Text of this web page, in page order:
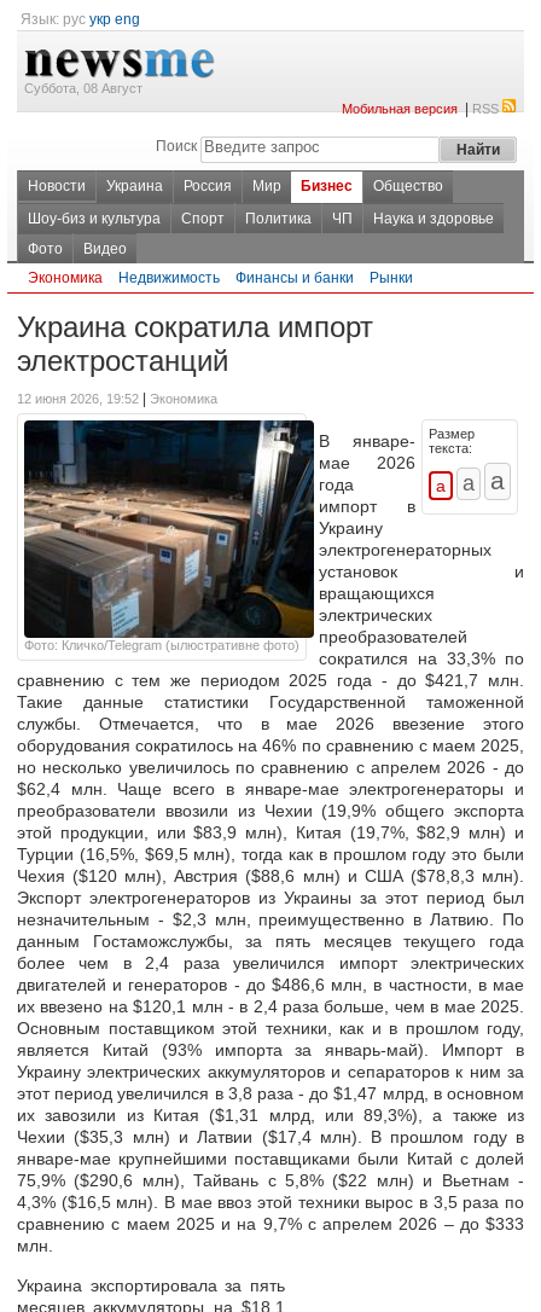
Язык: рус укр eng
Суббота, 08 Август
Мобильная версия|RSS
Поиск
Новости Украина Россия Мир Бизнес
Общество
Шоу-биз и культура
Спорт Политика ЧП
Наука и здоровье
Фото
Видео
Экономика
Недвижимость Финансы и банки Рынки
Украина сократила импорт
электростанций
12 июня 2026, 19:52 Экономика
Фото: Кличко/Telegram (ылюстративне фото)
Размер
текста:
В январе-
мае 2026
года
импорт в
Украину
электрогенераторных
установок и
вращающихся
электрических
преобразователей
сократился на 33,3% по
сравнению с тем же периодом 2025 года - до $421,7 млн.
Такие данные статистики Государственной таможенной
службы. Отмечается, что в мае 2026 ввезение этого
оборудования сократилось на 46% по сравнению с маем 2025,
но несколько увеличилось по сравнению с апрелем 2026 - до
$62,4 млн. Чаще всего в январе-мае электрогенераторы и
преобразователи ввозили из Чехии (19,9% общего экспорта
этой продукции, или $83,9 млн), Китая (19,7%, $82,9 млн) и
Турции (16,5%, $69,5 млн), тогда как в прошлом году это были
Чехия ($120 млн), Австрия ($88,6 млн) и США ($78,8,3 млн).
Экспорт электрогенераторов из Украины за этот период был
незначительным - $2,3 млн, преимущественно в Латвию. По
данным Гостаможслужбы, за пять месяцев текущего года
более чем в 2,4 раза увеличился импорт электрических
двигателей и генераторов - до $486,6 млн, в частности, в мае
их ввезено на $120,1 млн - в 2,4 раза больше, чем в мае 2025.
Основным поставщиком этой техники, как и в прошлом году,
является Китай (93% импорта за январь-май). Импорт в
Украину электрических аккумуляторов и сепараторов к ним за
этот период увеличился в 3,8 раза - до $1,47 млрд, в основном
их завозили из Китая ($1,31 млрд, или 89,3%), а также из
Чехии ($35,3 млн) и Латвии ($17,4 млн). В прошлом году в
январе-мае крупнейшими поставщиками были Китай с долей
75,9% ($290,6 млн), Тайвань с 5,8% ($22 млн) и Вьетнам -
4,3% ($16,5 млн). В мае ввоз этой техники вырос в 3,5 раза по
сравнению с маем 2025 и на 9,7% с апрелем 2026 – до $333
млн.
Украина экспортировала за пять
месяцев аккумуляторы на $18,1